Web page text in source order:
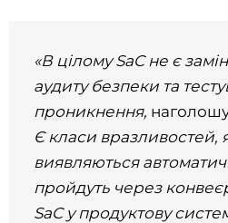
«В цілому SaC не є
аудиту безпеки та
проникнення,
Є класи вразливостей,
виявляються
пройдуть через
SaC у продуктову